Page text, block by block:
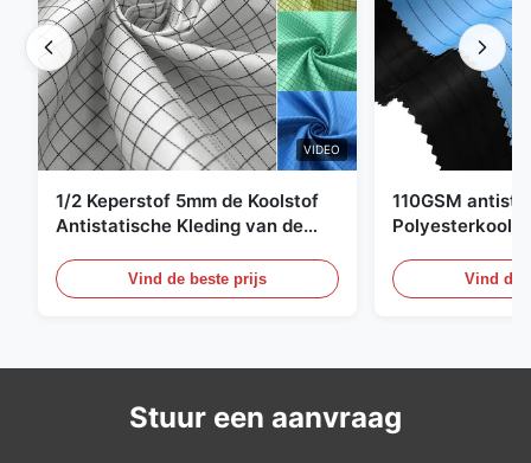
VIDEO
1/2 Keperstof 5mm de Koolstof
Antistatische Kleding van de
Vind de beste prijs
110GSM
Vind de
Stuur een aanvraag